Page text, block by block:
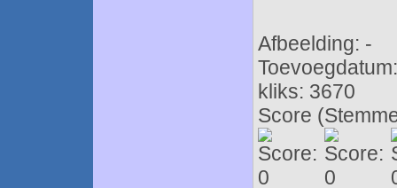
Afbeelding: -
kliks: 3670
Score